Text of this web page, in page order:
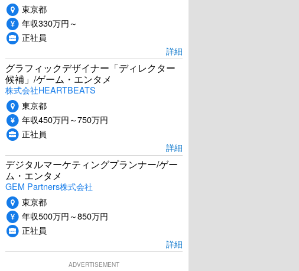
ワンス・アポン・ア・タイ
ム・イン・ハリウッド
ザ・シークレットマン
東京都
年収330万円～
正社員
詳細
グラフィックデザイナー「ディレクター
候補」/ゲーム・エンタメ
株式会社HEARTBEATS
東京都
年収450万円～750万円
正社員
詳細
デジタルマーケティングプランナー/ゲー
ム・エンタメ
GEM Partners株式会社
東京都
年収500万円～850万円
正社員
詳細
ADVERTISEMENT